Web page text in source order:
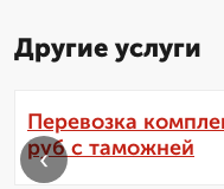
Другие услуги
Перевозка
руб с таможней
‹